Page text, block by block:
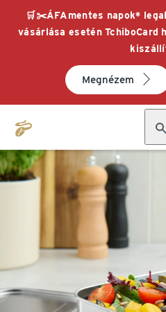
🛒✂️ÁFAmentes napok*
vásárlása esetén TchiboCard
Megnézem